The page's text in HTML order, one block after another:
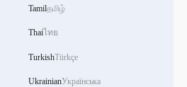
Tamilதமிழ்
Thaiไทย
TurkishTürkçe
UkrainianУкраїнська